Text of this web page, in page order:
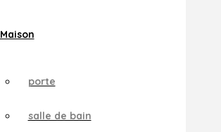
Maison
porte
salle de bain